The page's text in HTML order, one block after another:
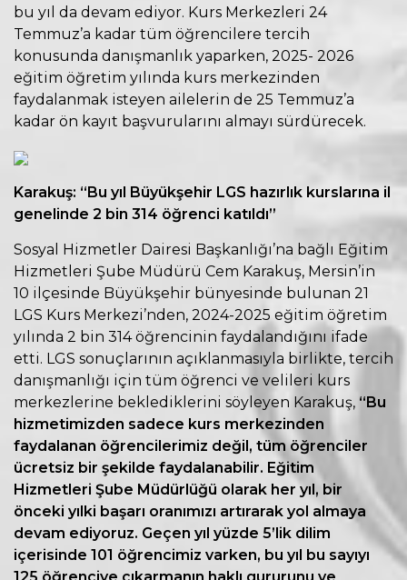
bu yıl da devam ediyor. Kurs Merkezleri 24
Temmuz’a kadar tüm öğrencilere tercih
konusunda danışmanlık yaparken, 2025- 2026
eğitim öğretim yılında kurs merkezinden
faydalanmak isteyen ailelerin de 25 Temmuz’a
kadar ön kayıt başvurularını almayı sürdürecek.
Karakuş: “Bu yıl Büyükşehir LGS hazırlık kurslarına il
genelinde 2 bin 314 öğrenci katıldı”
Sosyal Hizmetler Dairesi Başkanlığı’na bağlı Eğitim
Hizmetleri Şube Müdürü Cem Karakuş, Mersin’in
10 ilçesinde Büyükşehir bünyesinde bulunan 21
LGS Kurs Merkezi’nden, 2024-2025 eğitim öğretim
yılında 2 bin 314 öğrencinin faydalandığını ifade
etti. LGS sonuçlarının açıklanmasıyla birlikte, tercih
danışmanlığı için tüm öğrenci ve velileri kurs
merkezlerine beklediklerini söyleyen Karakuş, “Bu
hizmetimizden sadece kurs merkezinden
faydalanan öğrencilerimiz değil, tüm öğrenciler
ücretsiz bir şekilde faydalanabilir. Eğitim
Hizmetleri Şube Müdürlüğü olarak her yıl, bir
önceki yılki başarı oranımızı artırarak yol almaya
devam ediyoruz. Geçen yıl yüzde 5’lik dilim
içerisinde 101 öğrencimiz varken, bu yıl bu sayıyı